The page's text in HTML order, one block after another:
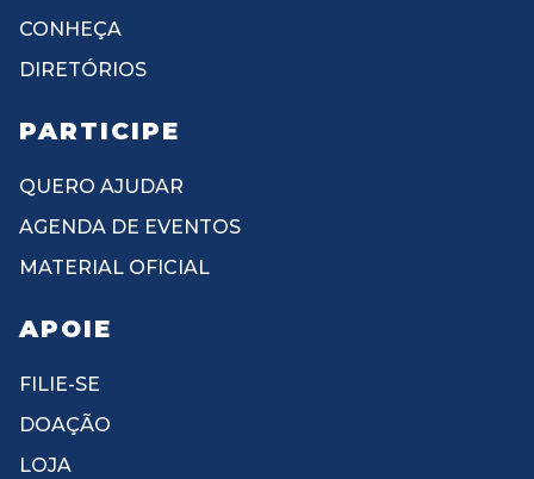
CONHEÇA
DIRETÓRIOS
PARTICIPE
QUERO AJUDAR
AGENDA DE EVENTOS
MATERIAL OFICIAL
APOIE
FILIE-SE
DOAÇÃO
LOJA